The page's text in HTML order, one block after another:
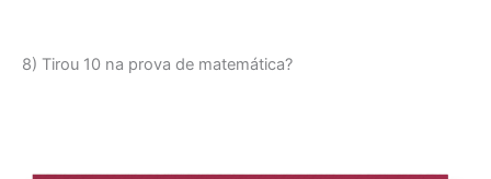
8) Tirou 10 na prova de matemática?